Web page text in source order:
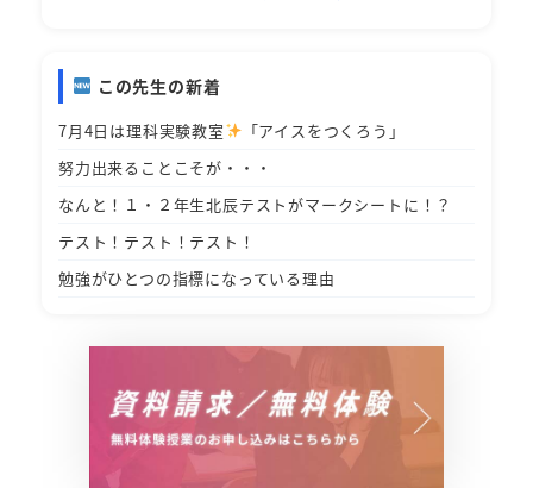
この先生の新着
7月4日は理科実験教室
「アイスをつくろう」
努力出来ることこそが・・・
なんと！１・２年生北辰テストがマークシートに！？
テスト！テスト！テスト！
勉強がひとつの指標になっている理由